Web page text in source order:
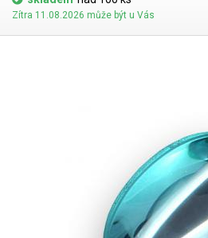
Zítra 11.08.2026 může být u Vás